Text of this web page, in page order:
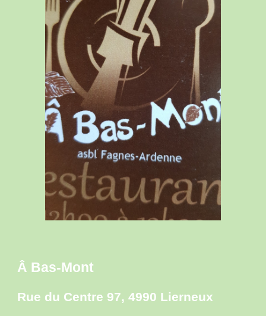
Â Bas-Mont
Rue du Centre 97, 4990 Lierneux